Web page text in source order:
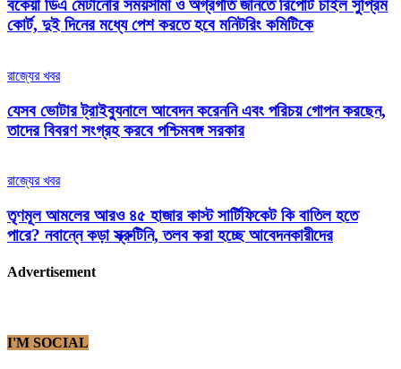
বকেয়া ডিএ মেটানোর সময়সীমা ও অগ্রগতি জানতে রিপোর্ট চাইল সুপ্রিম
কোর্ট, দুই দিনের মধ্যে পেশ করতে হবে মনিটরিং কমিটিকে
রাজ্যের খবর
যেসব ভোটার ট্রাইব্যুনালে আবেদন করেননি এবং পরিচয় গোপন করছেন,
তাদের বিবরণ সংগ্রহ করবে পশ্চিমবঙ্গ সরকার
রাজ্যের খবর
তৃণমূল আমলের আরও ৪৫ হাজার কাস্ট সার্টিফিকেট কি বাতিল হতে
পারে? নবান্নে কড়া স্ক্রুটিনি, তলব করা হচ্ছে আবেদনকারীদের
Advertisement
I'M SOCIAL